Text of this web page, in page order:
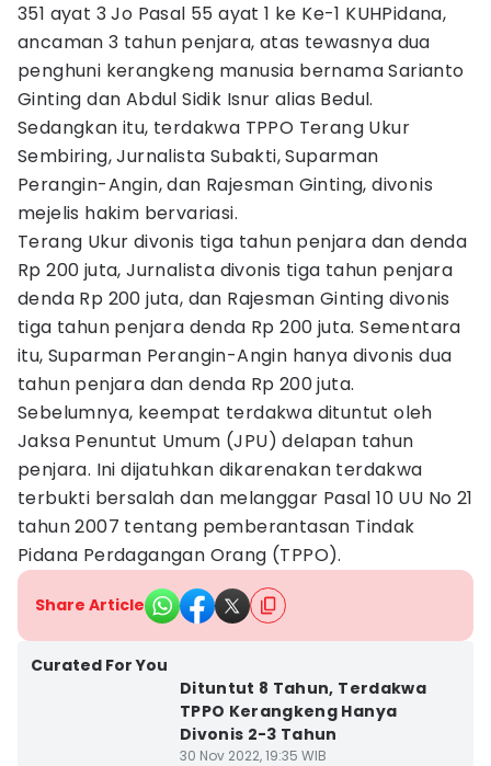
351 ayat 3 Jo Pasal 55 ayat 1 ke Ke-1 KUHPidana,
ancaman 3 tahun penjara, atas tewasnya dua
penghuni kerangkeng manusia bernama Sarianto
Ginting dan Abdul Sidik Isnur alias Bedul.
Sedangkan itu, terdakwa TPPO Terang Ukur
Sembiring, Jurnalista Subakti, Suparman
Perangin-Angin, dan Rajesman Ginting, divonis
mejelis hakim bervariasi.
Terang Ukur divonis tiga tahun penjara dan denda
Rp 200 juta, Jurnalista divonis tiga tahun penjara
denda Rp 200 juta, dan Rajesman Ginting divonis
tiga tahun penjara denda Rp 200 juta. Sementara
itu, Suparman Perangin-Angin hanya divonis dua
tahun penjara dan denda Rp 200 juta.
Sebelumnya, keempat terdakwa dituntut oleh
Jaksa Penuntut Umum (JPU) delapan tahun
penjara. Ini dijatuhkan dikarenakan terdakwa
terbukti bersalah dan melanggar Pasal 10 UU No 21
tahun 2007 tentang pemberantasan Tindak
Pidana Perdagangan Orang (TPPO).
Share Article
Curated For You
Dituntut 8 Tahun, Terdakwa
TPPO Kerangkeng Hanya
Divonis 2-3 Tahun
30 Nov 2022, 19:35 WIB